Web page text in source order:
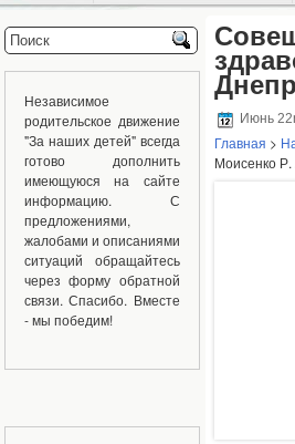
Независимое
родительское движение
"За наших детей" всегда
готово дополнить
имеющуюся на сайте
информацию. С
предложениями,
жалобами и описаниями
ситуаций обращайтесь
через форму обратной
связи. Спасибо. Вместе
- мы победим!
Июнь
Главная >
Моисенко Р.